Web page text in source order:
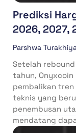
Prediksi
2026, 2027,
Parshwa
Setelah
tahun,
pembalikan
teknis yang
penembusan
mendatang